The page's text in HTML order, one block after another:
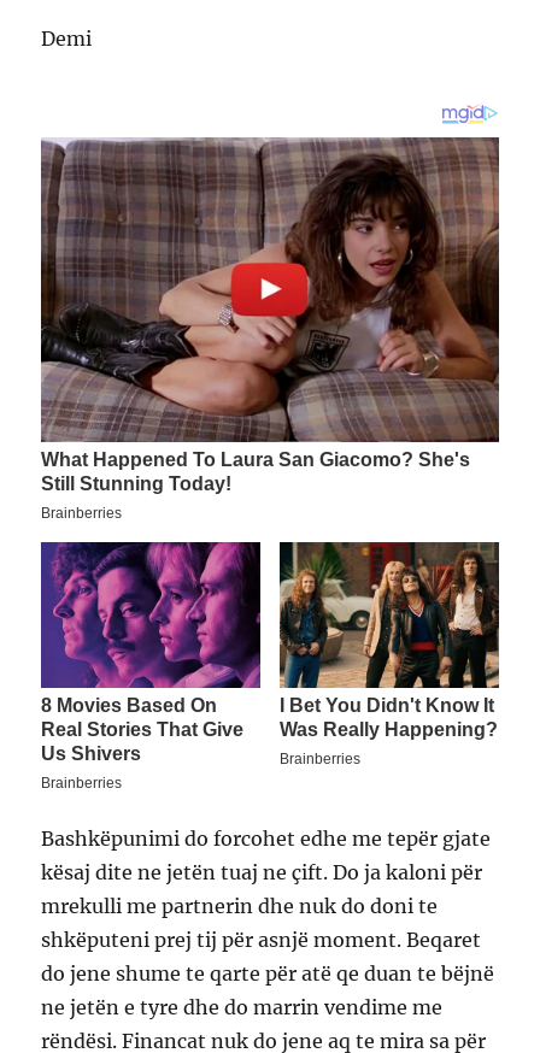
Demi
Bashkëpunimi do forcohet edhe me tepër gjate
kësaj dite ne jetën tuaj ne çift. Do ja kaloni për
mrekulli me partnerin dhe nuk do doni te
shkëputeni prej tij për asnjë moment. Beqaret
do jene shume te qarte për atë qe duan te bëjnë
ne jetën e tyre dhe do marrin vendime me
rëndësi. Financat nuk do jene aq te mira sa për